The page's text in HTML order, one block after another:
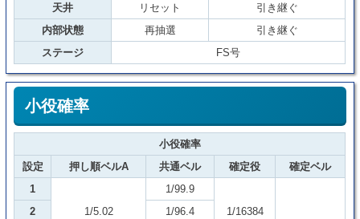
天井
リセット
引き継ぐ
内部状態
再抽選
引き継ぐ
ステージ
FS号
小役確率
小役確率
設定
押し順ベルA 共通ベル 確定役
確定ベル
1
1/5.02
1/99.9
1/16384
2
1/96.4